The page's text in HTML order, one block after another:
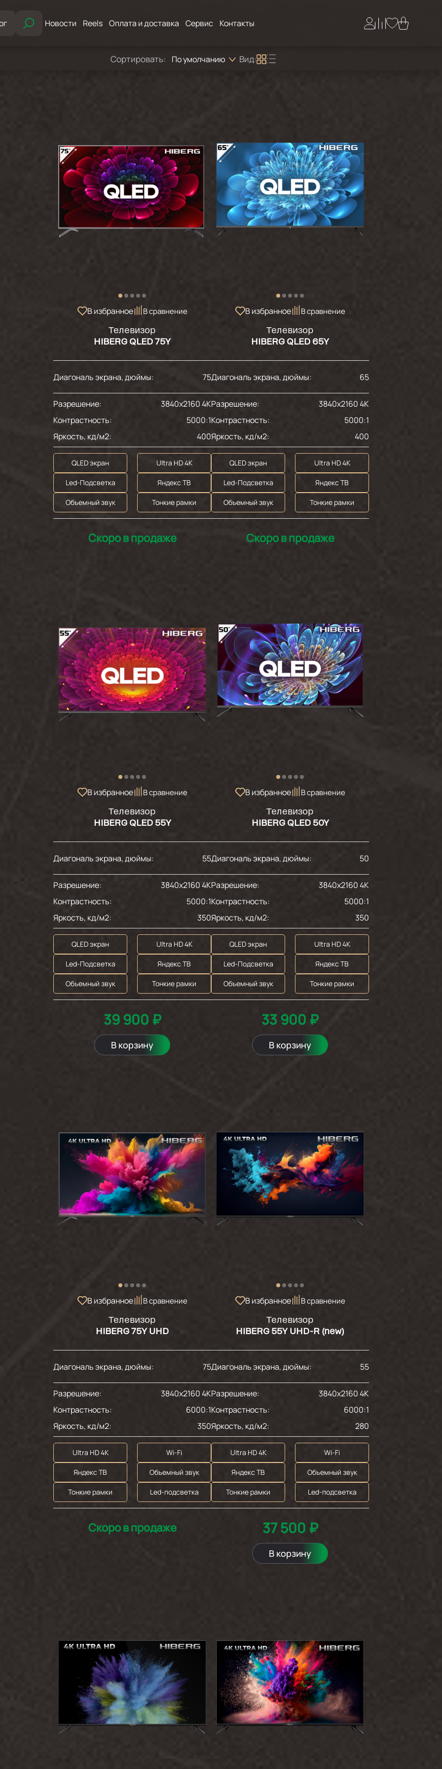
Новости Reels Оплата и доставка Сервис Контакты
Сортировать: По умолчанию Вид:
В избранное В сравнение
Телевизор
HIBERG QLED 75Y
Диагональ экрана, дюймы: 75
Разрешение:
3840x2160 4K
Контрастность:
5000:1
Яркость, кд/м2:
400
QLED экран Ultra HD 4K
Led-Подсветка Яндекс ТВ
Объемный звук Тонкие рамки
Скоро в продаже
В избранное В сравнение
Телевизор
HIBERG QLED 65Y
Диагональ экрана, дюймы: 65
Разрешение:
3840x2160 4K
Контрастность:
5000:1
Яркость, кд/м2:
400
QLED экран Ultra HD 4K
Led-Подсветка Яндекс ТВ
Объемный звук Тонкие рамки
Скоро в продаже
В избранное В сравнение
Телевизор
HIBERG QLED 55Y
Диагональ экрана, дюймы: 55
Разрешение:
3840x2160 4K
Контрастность:
5000:1
Яркость, кд/м2:
350
QLED экран Ultra HD 4K
Led-Подсветка Яндекс ТВ
Объемный звук Тонкие рамки
39 900 ₽
В корзину
В избранное В сравнение
Телевизор
HIBERG QLED 50Y
Диагональ экрана, дюймы: 50
Разрешение:
3840x2160 4K
Контрастность:
5000:1
Яркость, кд/м2:
350
QLED экран Ultra HD 4K
Led-Подсветка Яндекс ТВ
Объемный звук Тонкие рамки
33 900 ₽
В корзину
В избранное В сравнение
Телевизор
HIBERG 75Y UHD
Диагональ экрана, дюймы: 75
Разрешение:
3840x2160 4K
Контрастность:
6000:1
Яркость, кд/м2:
350
Ultra HD 4K Wi-Fi
Яндекс ТВ Объемный звук
Тонкие рамки Led-подсветка
Скоро в продаже
В избранное В сравнение
Телевизор
HIBERG 55Y UHD-R (new)
Диагональ экрана, дюймы: 55
Разрешение:
3840x2160 4K
Контрастность:
6000:1
Яркость, кд/м2:
280
Ultra HD 4K Wi-Fi
Яндекс ТВ Объемный звук
Тонкие рамки Led-подсветка
37 500 ₽
В корзину